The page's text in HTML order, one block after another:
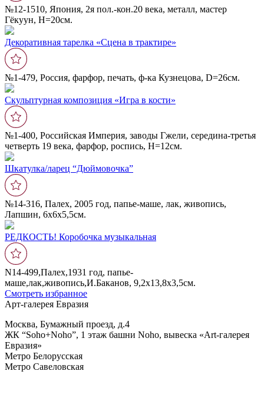
№12-1510, Япония, 2я пол.-кон.20 века, металл, мастер
Гёкуун, Н=20см.
Декоративная тарелка «Сцена в трактире»
№1-479, Россия, фарфор, печать, ф-ка Кузнецова, D=26см.
Скульптурная композиция «Игра в кости»
№1-400, Российская Империя, заводы Гжели, середина-третья
четверть 19 века, фарфор, роспись, Н=12см.
Шкатулка/ларец “Дюймовочка”
№14-316, Палех, 2005 год, папье-маше, лак, живопись,
Лапшин, 6х6х5,5см.
РЕДКОСТЬ! Коробочка музыкальная
N14-499,Палех,1931 год, папье-
маше,лак,живопись,И.Баканов, 9,2х13,8х3,5см.
Смотреть избранное
Арт-галерея Евразия
Москва, Бумажный проезд, д.4
ЖК “Soho+Noho”, 1 этаж башни Noho, вывеска «Art-галерея
Евразия»
Метро Белорусская
Метро Савеловская